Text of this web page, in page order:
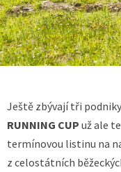
Ještě zbývají tři
RUNNING CUP už ale
termínovou listinu na
z celostátních